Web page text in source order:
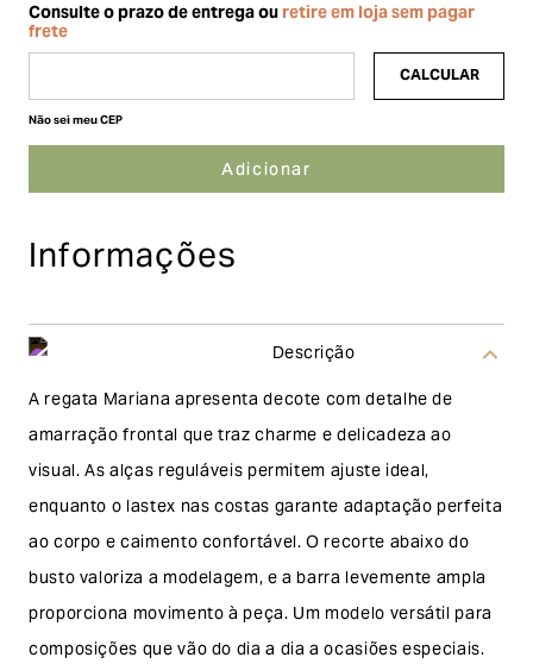
Não sei meu CEP
Informações
Descrição
A regata Mariana apresenta decote com detalhe de
amarração frontal que traz charme e delicadeza ao
visual. As alças reguláveis permitem ajuste ideal,
enquanto o lastex nas costas garante adaptação perfeita
ao corpo e caimento confortável. O recorte abaixo do
busto valoriza a modelagem, e a barra levemente ampla
proporciona movimento à peça. Um modelo versátil para
composições que vão do dia a dia a ocasiões especiais.